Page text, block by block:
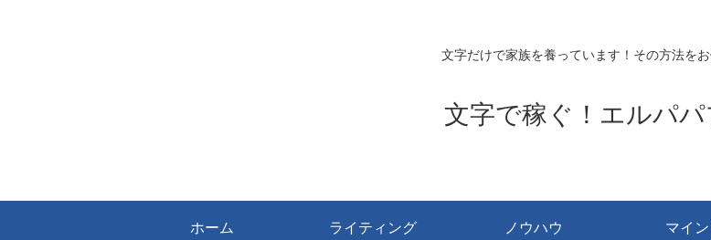
文字だけで家族を養っています！その方法をお
文字で稼ぐ！エルパ
ホーム ライティング ノウハウ マイン